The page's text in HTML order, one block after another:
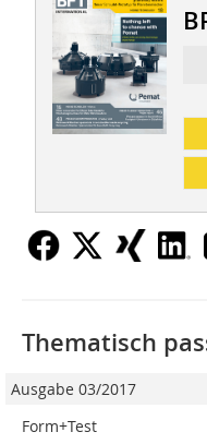
Thematisch
Ausgabe 03/2017
Form+Test